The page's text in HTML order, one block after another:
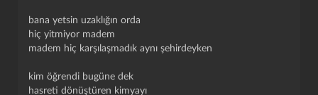
bana yetsin uzaklığın orda
hiç yitmiyor madem
madem hiç karşılaşmadık aynı şehirdeyken
kim öğrendi bugüne dek
hasreti dönüştüren kimyayı